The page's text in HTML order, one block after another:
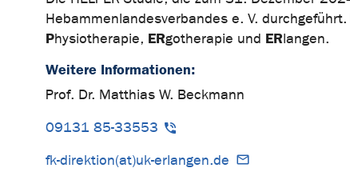
Hebammenlandesverbandes e. V.
Physiotherapie, ERgotherapie und ERlangen.
Weitere Informationen:
Prof. Dr. Matthias W. Beckmann
09131 85-33553
fk-direktion(at)uk-erlangen.de